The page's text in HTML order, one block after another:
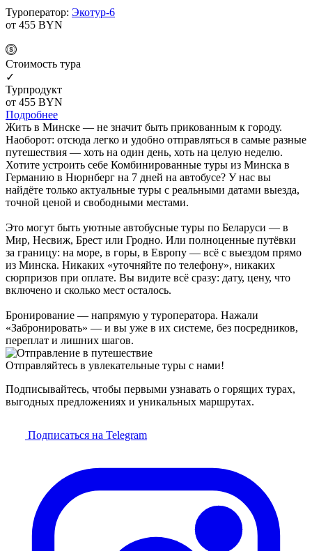
Туроператор: Экотур-6
от 455 BYN
Cтоимость тура
✓
Турпродукт
от 455 BYN
Подробнее
Жить в Минске — не значит быть прикованным к городу.
Наоборот: отсюда легко и удобно отправляться в самые разные
путешествия — хоть на один день, хоть на целую неделю.
Хотите устроить себе Комбинированные туры из Минска в
Германию в Нюрнберг на 7 дней на автобусе? У нас вы
найдёте только актуальные туры с реальными датами выезда,
точной ценой и свободными местами.
Это могут быть уютные автобусные туры по Беларуси — в
Мир, Несвиж, Брест или Гродно. Или полноценные путёвки
за границу: на море, в горы, в Европу — всё с выездом прямо
из Минска. Никаких «уточняйте по телефону», никаких
сюрпризов при оплате. Вы видите всё сразу: дату, цену, что
включено и сколько мест осталось.
Бронирование — напрямую у туроператора. Нажали
«Забронировать» — и вы уже в их системе, без посредников,
переплат и лишних шагов.
Отправляйтесь в увлекательные туры с нами!
Подписывайтесь, чтобы первыми узнавать о горящих турах,
выгодных предложениях и уникальных маршрутах.
Подписаться на Telegram